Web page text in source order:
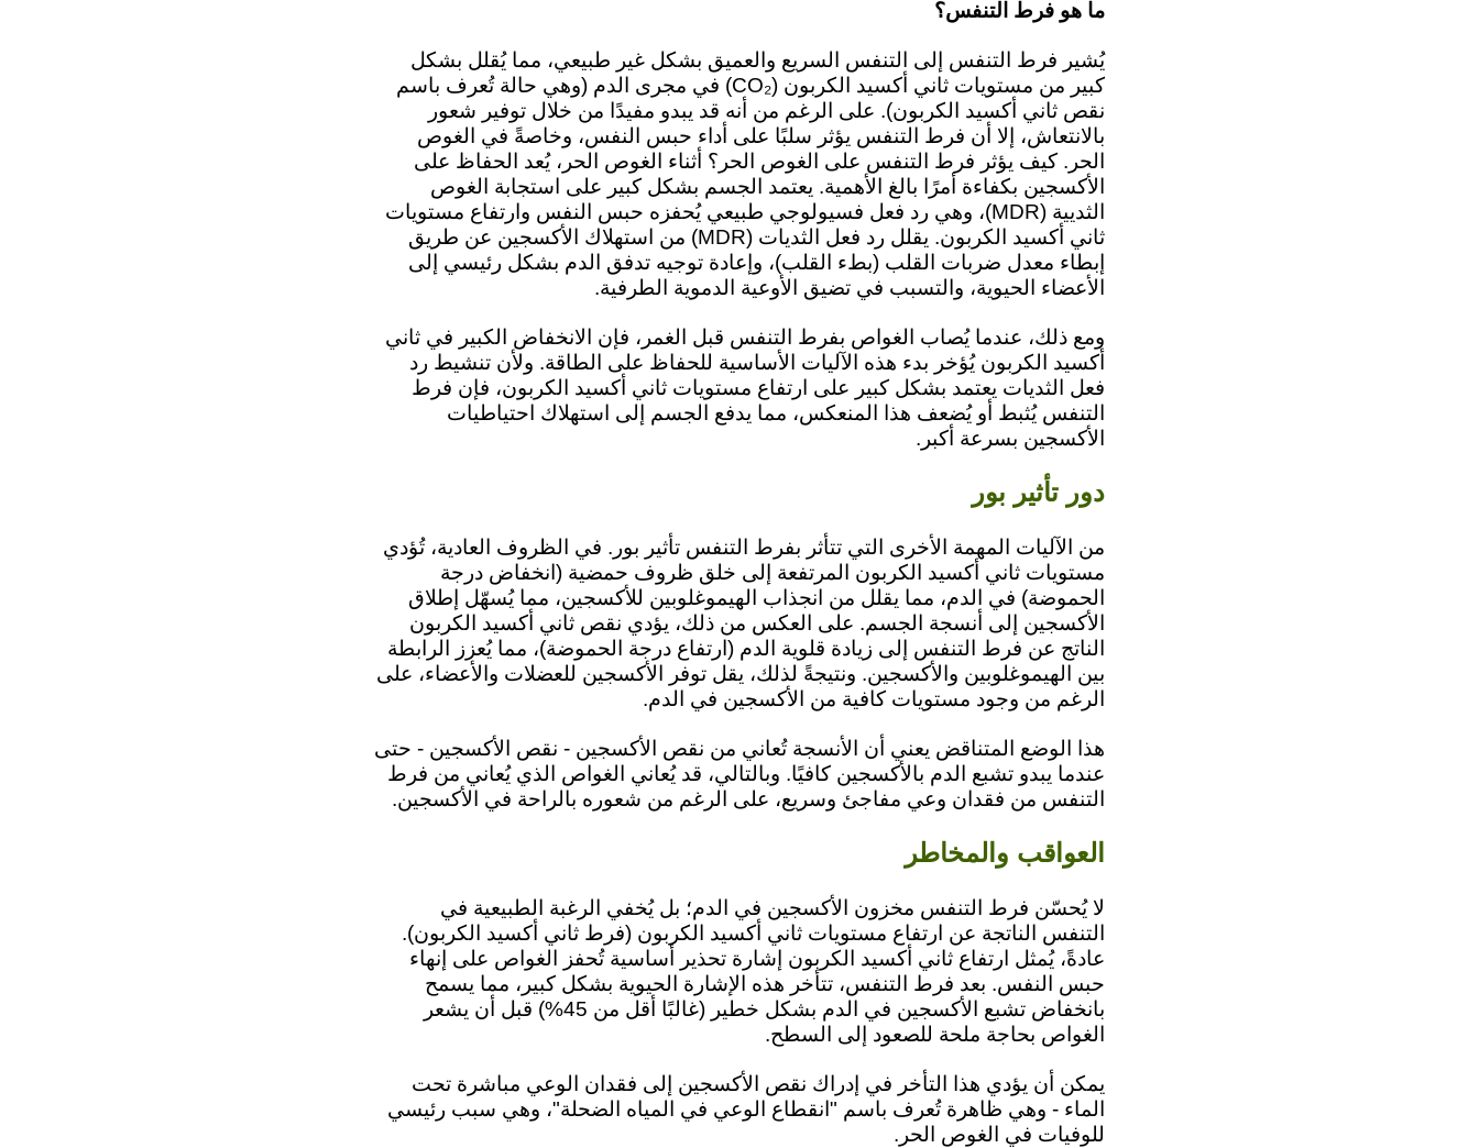
ما هو فرط التنفس؟
يُشير فرط التنفس إلى التنفس السريع والعميق بشكل غير طبيعي، مما يُقلل بشكل
كبير من مستويات ثاني أكسيد الكربون (CO₂) في مجرى الدم (وهي حالة تُعرف باسم
نقص ثاني أكسيد الكربون). على الرغم من أنه قد يبدو مفيدًا من خلال توفير شعور
بالانتعاش، إلا أن فرط التنفس يؤثر سلبًا على أداء حبس النفس، وخاصةً في الغوص
الحر. كيف يؤثر فرط التنفس على الغوص الحر؟ أثناء الغوص الحر، يُعد الحفاظ على
الأكسجين بكفاءة أمرًا بالغ الأهمية. يعتمد الجسم بشكل كبير على استجابة الغوص
الثديية (MDR)، وهي رد فعل فسيولوجي طبيعي يُحفزه حبس النفس وارتفاع مستويات
ثاني أكسيد الكربون. يقلل رد فعل الثديات (MDR) من استهلاك الأكسجين عن طريق
إبطاء معدل ضربات القلب (بطء القلب)، وإعادة توجيه تدفق الدم بشكل رئيسي إلى
الأعضاء الحيوية، والتسبب في تضيق الأوعية الدموية الطرفية.
ومع ذلك، عندما يُصاب الغواص بفرط التنفس قبل الغمر، فإن الانخفاض الكبير في ثاني
أكسيد الكربون يُؤخر بدء هذه الآليات الأساسية للحفاظ على الطاقة. ولأن تنشيط رد
فعل الثديات يعتمد بشكل كبير على ارتفاع مستويات ثاني أكسيد الكربون، فإن فرط
التنفس يُثبط أو يُضعف هذا المنعكس، مما يدفع الجسم إلى استهلاك احتياطيات
الأكسجين بسرعة أكبر.
دور تأثير بور
من الآليات المهمة الأخرى التي تتأثر بفرط التنفس تأثير بور. في الظروف العادية، تُؤدي
مستويات ثاني أكسيد الكربون المرتفعة إلى خلق ظروف حمضية (انخفاض درجة
الحموضة) في الدم، مما يقلل من انجذاب الهيموغلوبين للأكسجين، مما يُسهّل إطلاق
الأكسجين إلى أنسجة الجسم. على العكس من ذلك، يؤدي نقص ثاني أكسيد الكربون
الناتج عن فرط التنفس إلى زيادة قلوية الدم (ارتفاع درجة الحموضة)، مما يُعزز الرابطة
بين الهيموغلوبين والأكسجين. ونتيجةً لذلك، يقل توفر الأكسجين للعضلات والأعضاء، على
الرغم من وجود مستويات كافية من الأكسجين في الدم.
هذا الوضع المتناقض يعني أن الأنسجة تُعاني من نقص الأكسجين - نقص الأكسجين - حتى
عندما يبدو تشبع الدم بالأكسجين كافيًا. وبالتالي، قد يُعاني الغواص الذي يُعاني من فرط
التنفس من فقدان وعي مفاجئ وسريع، على الرغم من شعوره بالراحة في الأكسجين.
العواقب والمخاطر
لا يُحسّن فرط التنفس مخزون الأكسجين في الدم؛ بل يُخفي الرغبة الطبيعية في
التنفس الناتجة عن ارتفاع مستويات ثاني أكسيد الكربون (فرط ثاني أكسيد الكربون).
عادةً، يُمثل ارتفاع ثاني أكسيد الكربون إشارة تحذير أساسية تُحفز الغواص على إنهاء
حبس النفس. بعد فرط التنفس، تتأخر هذه الإشارة الحيوية بشكل كبير، مما يسمح
بانخفاض تشبع الأكسجين في الدم بشكل خطير (غالبًا أقل من 45%) قبل أن يشعر
الغواص بحاجة ملحة للصعود إلى السطح.
يمكن أن يؤدي هذا التأخر في إدراك نقص الأكسجين إلى فقدان الوعي مباشرة تحت
الماء - وهي ظاهرة تُعرف باسم "انقطاع الوعي في المياه الضحلة"، وهي سبب رئيسي
للوفيات في الغوص الحر.